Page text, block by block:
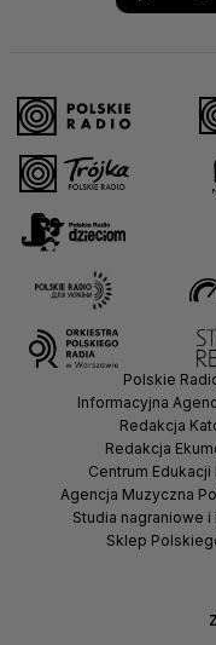
Polskie
Informacyjna
Redakcja
Redakcja
Centrum
Agencja Muzyczna
Studia nagraniowe
Sklep